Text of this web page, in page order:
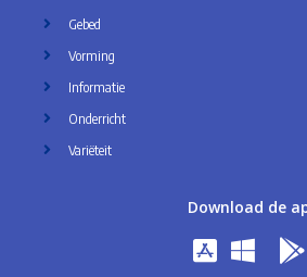
Gebed
Vorming
Informatie
Onderricht
Variëteit
Download de